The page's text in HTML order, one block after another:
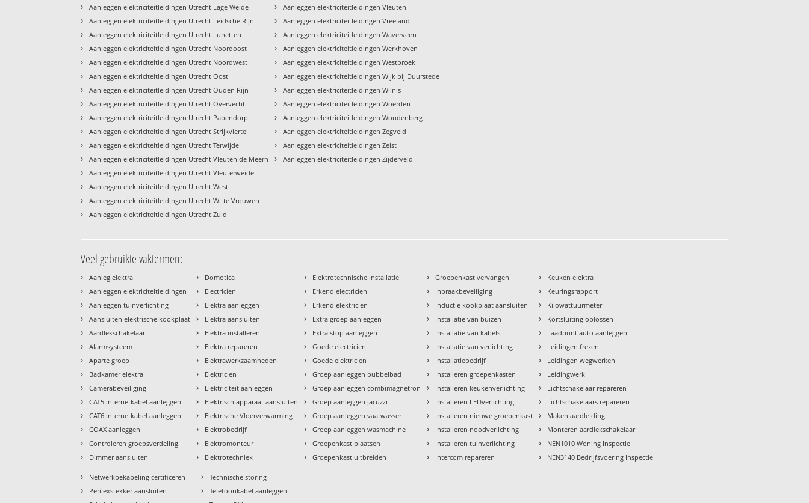
› Aanleggen elektriciteitleidingen Utrecht Lage Weide
› Aanleggen elektriciteitleidingen Utrecht Leidsche Rijn
› Aanleggen elektriciteitleidingen Utrecht Lunetten
› Aanleggen elektriciteitleidingen Utrecht Noordoost
› Aanleggen elektriciteitleidingen Utrecht Noordwest
› Aanleggen elektriciteitleidingen Utrecht Oost
› Aanleggen elektriciteitleidingen Utrecht Ouden Rijn
› Aanleggen elektriciteitleidingen Utrecht Overvecht
› Aanleggen elektriciteitleidingen Utrecht Papendorp
› Aanleggen elektriciteitleidingen Utrecht Strijkviertel
› Aanleggen elektriciteitleidingen Utrecht Terwijde
› Aanleggen elektriciteitleidingen Utrecht Vleuten de Meern
› Aanleggen elektriciteitleidingen Utrecht Vleuterweide
› Aanleggen elektriciteitleidingen Utrecht West
› Aanleggen elektriciteitleidingen Utrecht Witte Vrouwen
› Aanleggen elektriciteitleidingen Utrecht Zuid
› Aanleggen elektriciteitleidingen Vleuten
› Aanleggen elektriciteitleidingen Vreeland
› Aanleggen elektriciteitleidingen Waverveen
› Aanleggen elektriciteitleidingen Werkhoven
› Aanleggen elektriciteitleidingen Westbroek
› Aanleggen elektriciteitleidingen Wijk bij Duurstede
› Aanleggen elektriciteitleidingen Wilnis
› Aanleggen elektriciteitleidingen Woerden
› Aanleggen elektriciteitleidingen Woudenberg
› Aanleggen elektriciteitleidingen Zegveld
› Aanleggen elektriciteitleidingen Zeist
› Aanleggen elektriciteitleidingen Zijderveld
Veel gebruikte vaktermen:
› Aanleg elektra
› Aanleggen elektriciteitleidingen
› Aanleggen tuinverlichting
› Aansluiten elektrische kookplaat
› Aardlekschakelaar
› Alarmsysteem
› Aparte groep
› Badkamer elektra
› Camerabeveiliging
› CAT5 internetkabel aanleggen
› CAT6 internetkabel aanleggen
› COAX aanleggen
› Controleren groepsverdeling
› Dimmer aansluiten
› Domotica
› Electricien
› Elektra aanleggen
› Elektra aansluiten
› Elektra installeren
› Elektra repareren
› Elektrawerkzaamheden
› Elektricien
› Elektriciteit aanleggen
› Elektrisch apparaat aansluiten
› Elektrische Vloerverwarming
› Elektrobedrijf
› Elektromonteur
› Elektrotechniek
› Elektrotechnische installatie
› Erkend electricien
› Erkend elektricien
› Extra groep aanleggen
› Extra stop aanleggen
› Goede electricien
› Goede elektricien
› Groep aanleggen bubbelbad
› Groep aanleggen combimagnetron
› Groep aanleggen jacuzzi
› Groep aanleggen vaatwasser
› Groep aanleggen wasmachine
› Groepenkast plaatsen
› Groepenkast uitbreiden
› Groepenkast vervangen
› Inbraakbeveiliging
› Inductie kookplaat aansluiten
› Installatie van buizen
› Installatie van kabels
› Installatie van verlichting
› Installatiebedrijf
› Installeren groepenkasten
› Installeren keukenverlichting
› Installeren LEDverlichting
› Installeren nieuwe groepenkast
› Installeren noodverlichting
› Installeren tuinverlichting
› Intercom repareren
› Keuken elektra
› Keuringsrapport
› Kilowattuurmeter
› Kortsluiting oplossen
› Laadpunt auto aanleggen
› Leidingen frezen
› Leidingen wegwerken
› Leidingwerk
› Lichtschakelaar repareren
› Lichtschakelaars repareren
› Maken aardleiding
› Monteren aardlekschakelaar
› NEN1010 Woning Inspectie
› NEN3140 Bedrijfsvoering Inspectie
› Netwerkbekabeling certificeren
› Perilexstekker aansluiten
› Technische storing
› Telefoonkabel aanleggen